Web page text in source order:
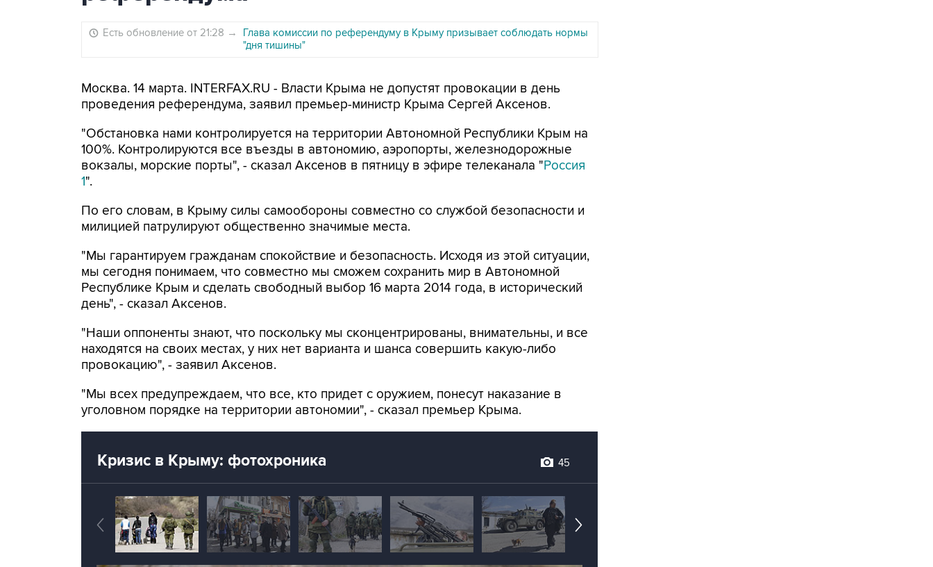
Есть обновление от 21:28 →
Глава комиссии по референдуму в Крыму призывает соблюдать нормы
"дня тишины"
Москва. 14 марта. INTERFAX.RU - Власти Крыма не допустят провокации в день
проведения референдума, заявил премьер-министр Крыма Сергей Аксенов.
"Обстановка нами контролируется на территории Автономной Республики Крым на
100%. Контролируются все въезды в автономию, аэропорты, железнодорожные
вокзалы, морские порты", - сказал Аксенов в пятницу в эфире телеканала "Россия
1".
По его словам, в Крыму силы самообороны совместно со службой безопасности и
милицией патрулируют общественно значимые места.
"Мы гарантируем гражданам спокойствие и безопасность. Исходя из этой ситуации,
мы сегодня понимаем, что совместно мы сможем сохранить мир в Автономной
Республике Крым и сделать свободный выбор 16 марта 2014 года, в исторический
день", - сказал Аксенов.
"Наши оппоненты знают, что поскольку мы сконцентрированы, внимательны, и все
находятся на своих местах, у них нет варианта и шанса совершить какую-либо
провокацию", - заявил Аксенов.
"Мы всех предупреждаем, что все, кто придет с оружием, понесут наказание в
уголовном порядке на территории автономии", - сказал премьер Крыма.
Кризис в Крыму: фотохроника 45